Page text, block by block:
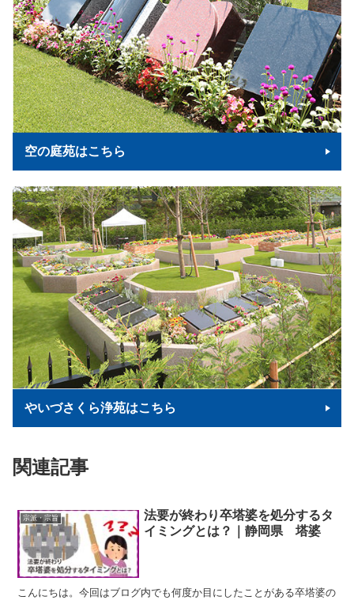
空の庭苑はこちら
やいづさくら浄苑はこちら
関連記事
宗派・宗旨
法要が終わり卒塔婆を処分するタ
イミングとは？｜静岡県 塔婆
こんにちは。今回はブログ内でも何度か目にしたことがある卒塔婆の